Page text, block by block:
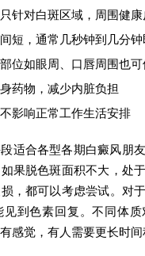
针对白斑区域，周围健
短，通常几秒钟到几分
位如眼周、口唇周围也可
药物，减少内脏负担
影响正常工作生活安排
适合各型各期白癜风朋
果脱色斑面积不大，处
，都可以考虑尝试。对
见到色素回复。不同体
感觉，有人需要更长时间